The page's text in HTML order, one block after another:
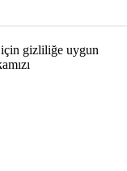
gizliliğe uygun